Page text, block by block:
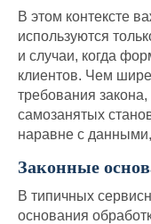
В этом контексте
используются
и случаи, когда
клиентов. Чем
требования
самозанятых
наравне с
Законные
В типичных
основания